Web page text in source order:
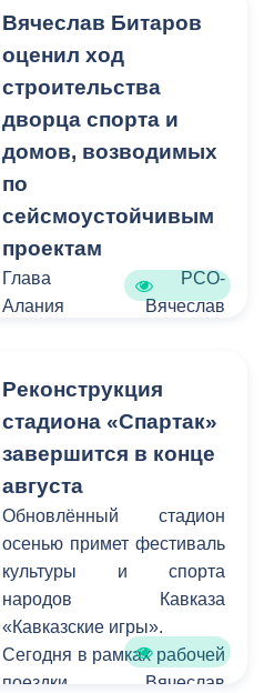
этот прекрасный день в
Центральном парке
культуры и отдыха им. К.Л.
Хетагурова, где состоятся
Вячеслав Битаров
оценил ход
строительства
дворца спорта и
домов, возводимых
по
сейсмоустойчивым
проектам
Глава РСО-
Алания Вячеслав
объектов, возводимых в
рамках федеральной
устойчивости жилых
домов, основных объектов
и систем
жизнеобеспечения в
сейсмических районах
Российской Федерации на
2009-2018 годы».
Реконструкция
стадиона «Спартак»
завершится в конце
августа
Обновлённый стадион
осенью примет фестиваль
культуры и спорта
народов Кавказа
«Кавказские игры».
Сегодня в рамках рабочей
поездки Вячеслав